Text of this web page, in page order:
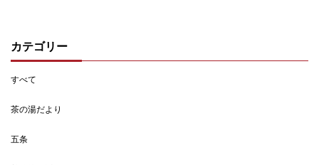
カテゴリー
すべて
茶の湯だより
五条